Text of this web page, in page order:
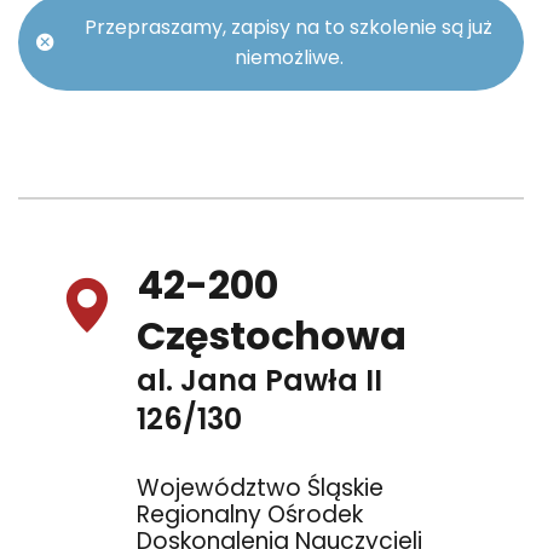
Przepraszamy, zapisy na to szkolenie są już
niemożliwe.
42-200
Częstochowa
al. Jana Pawła II
126/130
Województwo Śląskie
Regionalny Ośrodek
Doskonalenia Nauczycieli